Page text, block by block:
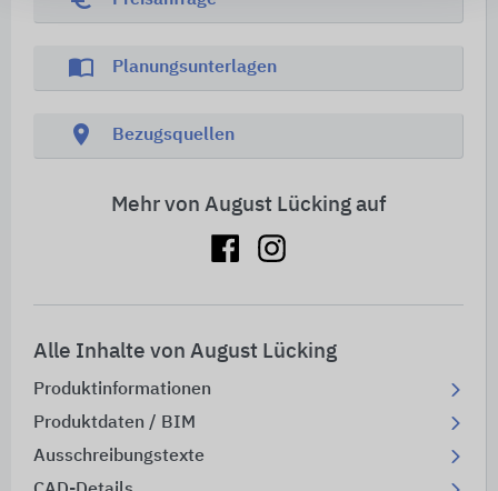
import_contacts Planungsunterlagen
location_on Bezugsquellen
Mehr von August Lücking auf
Alle Inhalte von August Lücking
Produktinformationen
Produktdaten / BIM
Ausschreibungstexte